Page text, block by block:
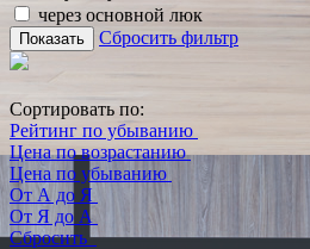
через основной люк
Показать Сбросить фильтр
Сортировать по:
Рейтинг по убыванию
Цена по возрастанию
Цена по убыванию
От А до Я
От Я до А
Сбросить